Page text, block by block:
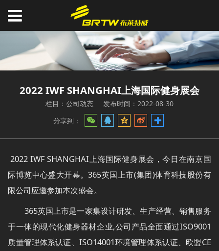
2022 IWF SHANGHAI上海国际健身展会
栏目：公司动态
发布时间：2022-08-30
分享到：
2022 IWF SHANGHAI上海国际健身展会，今日在南京国
际博览中心盛大开幕。365英国上市(集团)体育科技股份有
限公司应邀参加本次盛会。
365英国上市是一家集设计研发、生产经营、销售服务
于一体的现代化健身器材企业,公司产品全面通过ISO9001
质量管理体系认证、ISO14001环境管理体系认证、欧盟CE